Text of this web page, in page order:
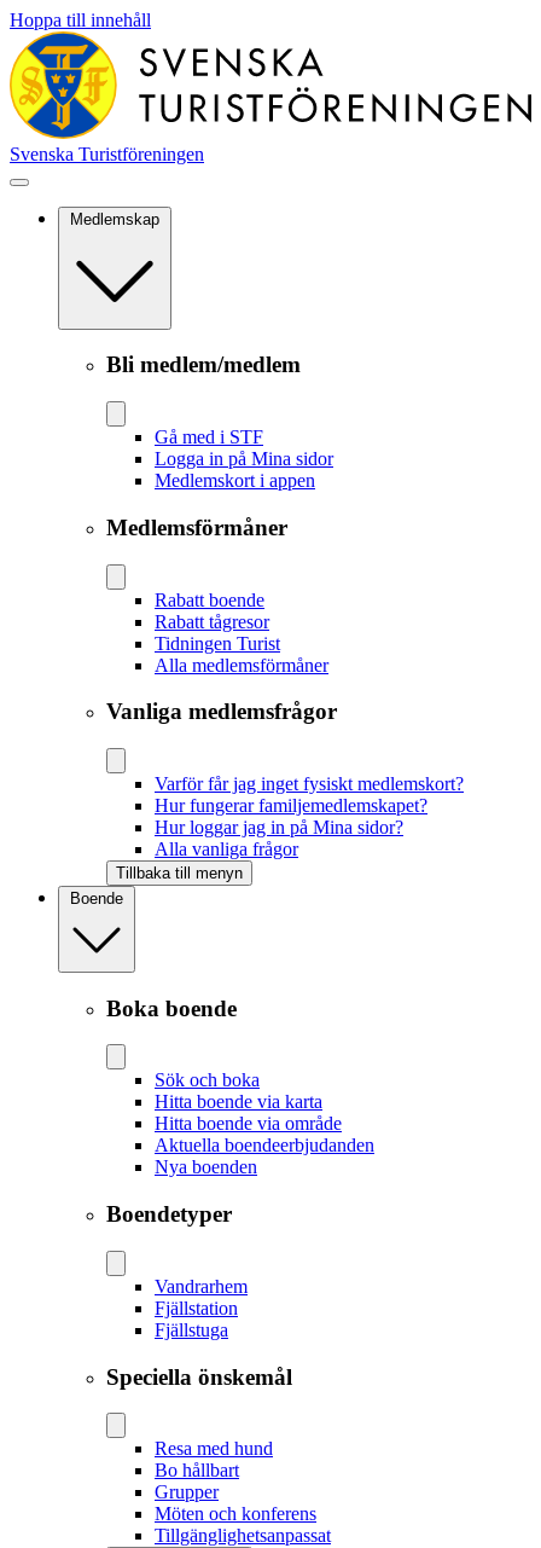
Hoppa till innehåll
Svenska Turistföreningen
Medlemskap
Bli medlem/medlem
Gå med i STF
Logga in på Mina sidor
Medlemskort i appen
Medlemsförmåner
Rabatt boende
Rabatt tågresor
Tidningen Turist
Alla medlemsförmåner
Vanliga medlemsfrågor
Varför får jag inget fysiskt medlemskort?
Hur fungerar familjemedlemskapet?
Hur loggar jag in på Mina sidor?
Alla vanliga frågor
Tillbaka till menyn
Boende
Boka boende
Sök och boka
Hitta boende via karta
Hitta boende via område
Aktuella boendeerbjudanden
Nya boenden
Boendetyper
Vandrarhem
Fjällstation
Fjällstuga
Speciella önskemål
Resa med hund
Bo hållbart
Grupper
Möten och konferens
Tillgänglighetsanpassat